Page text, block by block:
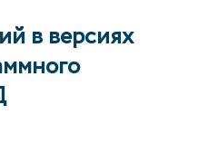
в версиях